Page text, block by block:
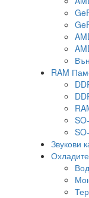
RAM
Звукови